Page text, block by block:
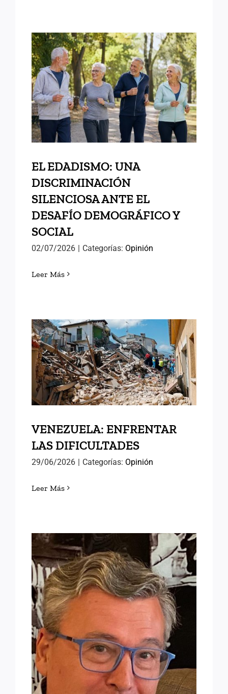
EL EDADISMO: UNA
DISCRIMINACIÓN
SILENCIOSA ANTE EL
DESAFÍO DEMOGRÁFICO Y
SOCIAL
EL EDADISMO: UNA
DISCRIMINACIÓN
SILENCIOSA ANTE EL
DESAFÍO DEMOGRÁFICO Y
SOCIAL
02/07/2026 | Categorías: Opinión
Leer Más
VENEZUELA: ENFRENTAR
LAS DIFICULTADES
VENEZUELA: ENFRENTAR
LAS DIFICULTADES
29/06/2026 | Categorías: Opinión
Leer Más
EN RECUERDO DE
FEDERICO LÓPEZ DE LA